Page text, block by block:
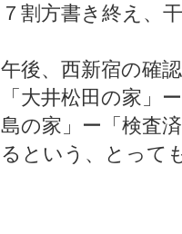
７割方書き終え、
午後、西新宿の確
「大井松田の家」
島の家」ー「検査
るという、とって